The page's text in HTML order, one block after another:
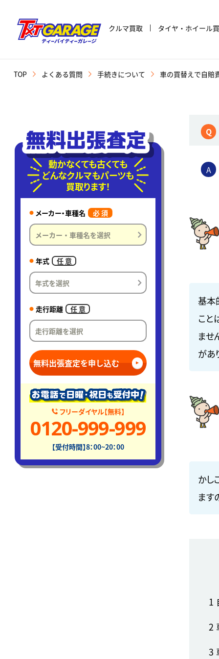
クルマ買取 タイヤ・ホイール
TOP よくある質問 手続きについて 車の買替えで自賠
Q
A
基本
こと
ませ
があ
かし
ます
1
2
3
動かなくても古くても
どんなクルマもパーツも
買取ります！
メーカー・車種名 必 須
年式 任 意
走行距離 任 意
無料出張査定を申し込む
フリーダイヤル【無料】
0120-999-999
【受付時間】8：00~20：00